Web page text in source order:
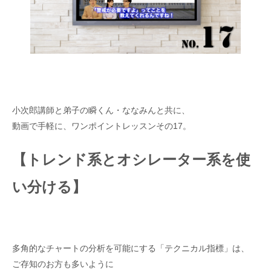
小次郎講師と弟子の瞬くん・ななみんと共に、
動画で手軽に、ワンポイントレッスンその17。
【トレンド系とオシレーター系を使
い分ける】
多角的なチャートの分析を可能にする「テクニカル指標」は、
ご存知のお方も多いように